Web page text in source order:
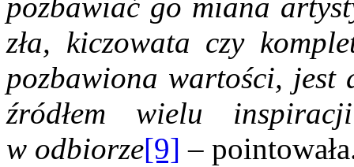
pozbawiać go miana
zła, kiczowata czy
pozbawiona wartości,
źródłem wielu
w odbiorze[9] –